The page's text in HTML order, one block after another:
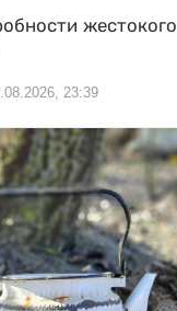
жестокого
23:39